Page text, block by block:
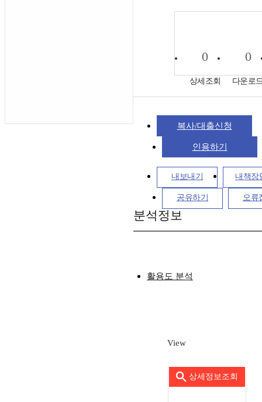
0
상세조회
0
다운로
복사/대출신청
인용하기
내보내기 내책장
공유하기 오류
분석정보
활용도 분석
View
상세정보조회